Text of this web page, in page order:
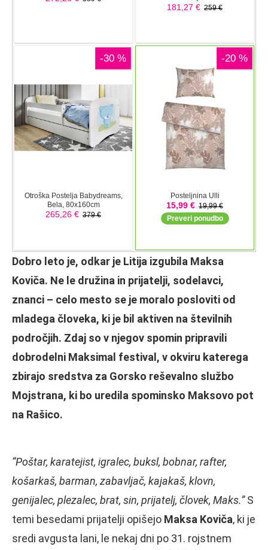
Dobro leto je, odkar je Litija izgubila Maksa
Koviča. Ne le družina in prijatelji, sodelavci,
znanci – celo mesto se je moralo posloviti od
mladega človeka, ki je bil aktiven na številnih
področjih. Zdaj so v njegov spomin pripravili
dobrodelni Maksimal festival, v okviru katerega
zbirajo sredstva za Gorsko reševalno službo
Mojstrana, ki bo uredila spominsko Maksovo pot
na Rašico.
“Poštar, karatejist, igralec, buksl, bobnar, rafter,
košarkaš, barman, zabavljač, kajakaš, klovn,
genijalec, plezalec, brat, sin, prijatelj, človek, Maks.”S
temi besedami prijatelji opišejo Maksa Koviča, ki je
sredi avgusta lani, le nekaj dni po 31. rojstnem